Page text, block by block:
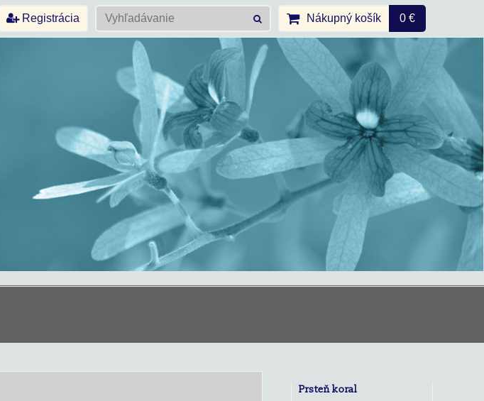
Registrácia Nákupný košík 0 €
Prsteň koral